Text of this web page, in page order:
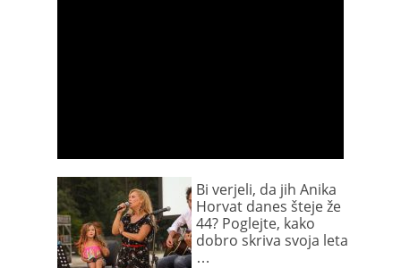
Bi verjeli, da jih Anika
Horvat danes šteje že
44? Poglejte, kako
dobro skriva svoja leta
…